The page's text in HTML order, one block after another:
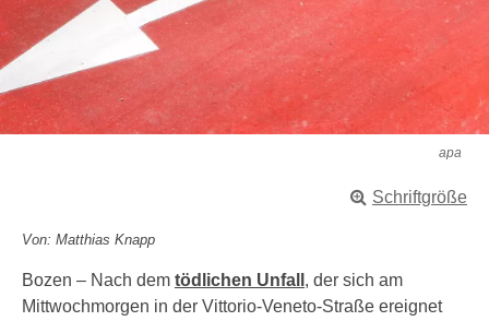
apa
Schriftgröße
Von: Matthias Knapp
Bozen – Nach dem tödlichen Unfall , der sich am
Mittwochmorgen in der Vittorio-Veneto-Straße ereignet